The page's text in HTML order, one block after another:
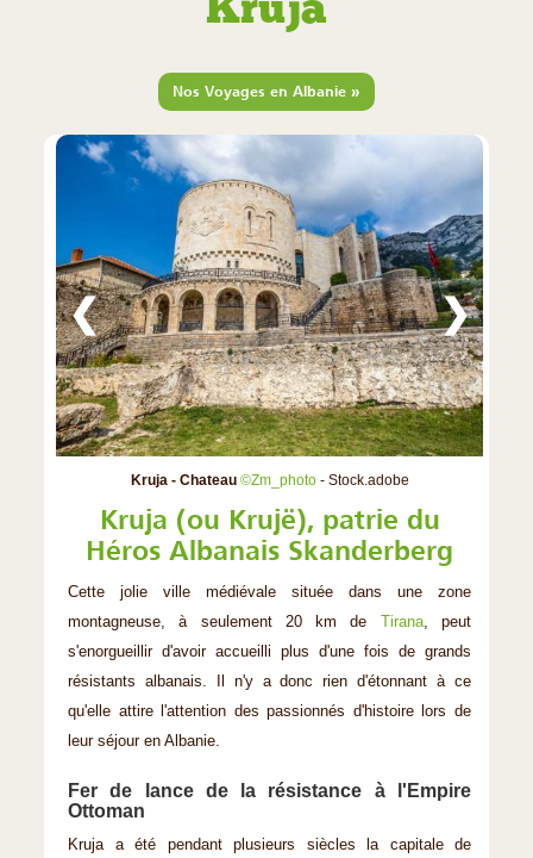
Kruja
Nos Voyages en Albanie »
Kruja - Chateau ©Zm_photo- Stock.adobe
❮ ❯
Kruja (ou Krujë), patrie du
Héros Albanais Skanderberg
Cette jolie ville médiévale située dans une zone
montagneuse, à seulement 20 km de Tirana, peut
s'enorgueillir d'avoir accueilli plus d'une fois de grands
résistants albanais. Il n'y a donc rien d'étonnant à ce
qu'elle attire l'attention des passionnés d'histoire lors de
leur séjour en Albanie.
Fer de lance de la résistance à l'Empire
Ottoman
Kruja a été pendant plusieurs siècles la capitale de